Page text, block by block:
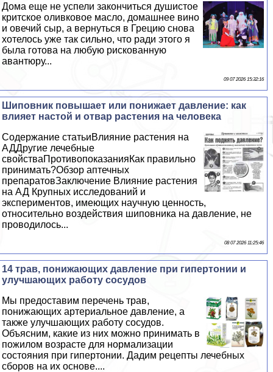
Дома еще не успели закончиться душистое
критское оливковое масло, домашнее вино
и овечий сыр, а вернуться в Грецию снова
хотелось уже так сильно, что ради этого я
была готова на любую рискованную
авантюру...
09 07 2026 15:32:16
Шиповник повышает или понижает давление: как
влияет настой и отвар растения на человека
Содержание статьиВлияние растения на
АДДругие лечебные
свойстваПротивопоказанияКак правильно
принимать?Обзор аптечных
препаратовЗаключение Влияние растения
на АД Крупных исследований и
экспериментов, имеющих научную ценность,
относительно воздействия шиповника на давление, не
проводилось...
08 07 2026 11:25:46
14 трав, понижающих давление при гипертонии и
улучшающих работу сосудов
Мы предоставим перечень трав,
понижающих артериальное давление, а
также улучшающих работу сосудов.
Объясним, какие из них можно принимать в
пожилом возрасте для нормализации
состояния при гипертонии. Дадим рецепты лечебных
сборов на их основе....